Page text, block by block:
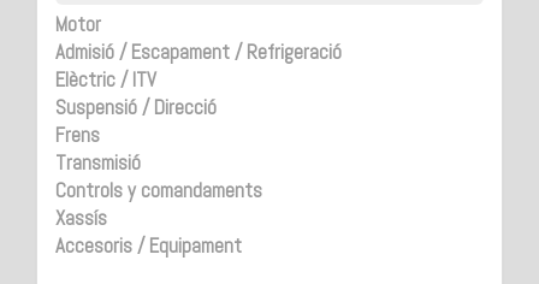
Motor
Admisió / Escapament / Refrigeració
Elèctric / ITV
Suspensió / Direcció
Frens
Transmisió
Controls y comandaments
Xassís
Accesoris / Equipament